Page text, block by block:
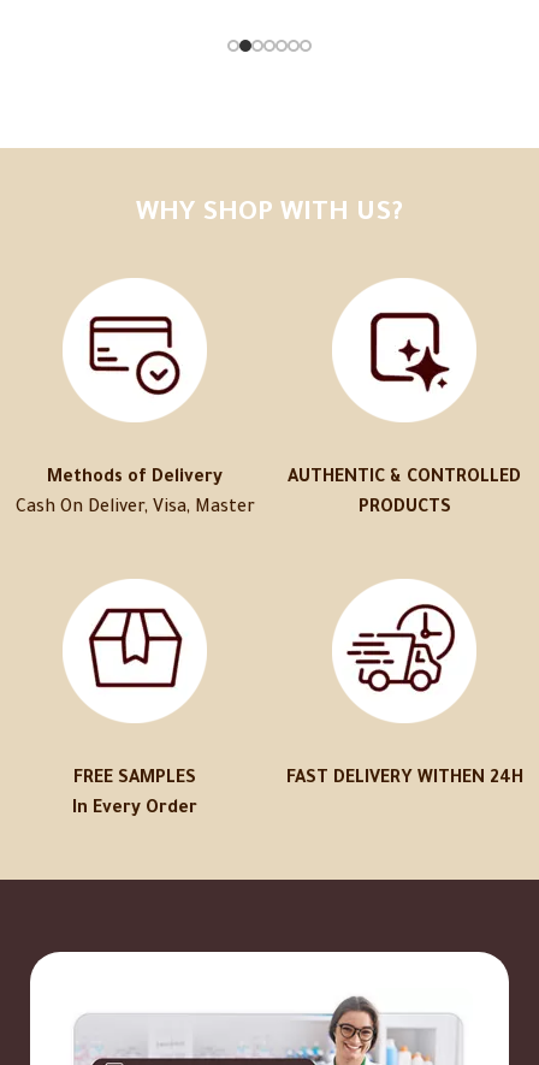
WHY SHOP WITH US?
Methods of Delivery
Cash On Deliver, Visa, Master
AUTHENTIC & CONTROLLED
PRODUCTS
FREE SAMPLES
In Every Order
FAST DELIVERY WITHEN 24H